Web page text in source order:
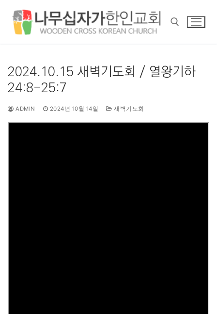
2024.10.15 새벽기도회 / 열왕기하
24:8-25:7
ADMIN 2024년 10월 14일 새벽기도회